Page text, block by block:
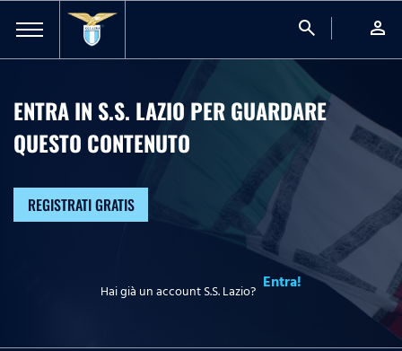
search person
ENTRA IN S.S. LAZIO PER GUARDARE
QUESTO CONTENUTO
REGISTRATI GRATIS
Hai già un account S.S. Lazio? Entra!